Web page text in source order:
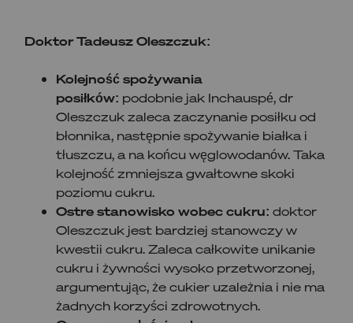
Doktor Tadeusz Oleszczuk:
Kolejność spożywania
posiłków: podobnie jak Inchauspé, dr
Oleszczuk zaleca zaczynanie posiłku od
błonnika, następnie spożywanie białka i
tłuszczu, a na końcu węglowodanów. Taka
kolejność zmniejsza gwałtowne skoki
poziomu cukru.
Ostre stanowisko wobec cukru: doktor
Oleszczuk jest bardziej stanowczy w
kwestii cukru. Zaleca całkowite unikanie
cukru i żywności wysoko przetworzonej,
argumentując, że cukier uzależnia i nie ma
żadnych korzyści zdrowotnych.